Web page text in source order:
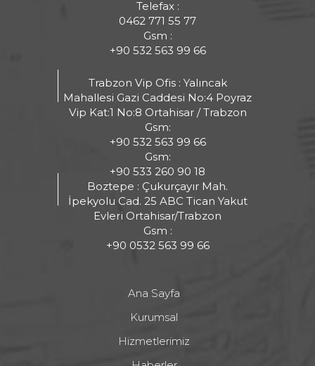
Telefax :
0462 771 55 77
Gsm :
+90 532 563 99 66
Trabzon Vip Ofis : Yalıncak
Mahallesi Gazi Caddesi No:4 Poyraz
Vip Kat:1 No:8 Ortahisar / Trabzon
Gsm:
+90 532 563 99 66
Gsm:
+90 533 260 90 18
Boztepe : Çukurçayır Mah.
İpekyolu Cad. 25 ABC Tican Yakut
Evleri Ortahisar/Trabzon
Gsm :
+90 0532 563 99 66
Ana Sayfa
Kurumsal
Hizmetlerimiz